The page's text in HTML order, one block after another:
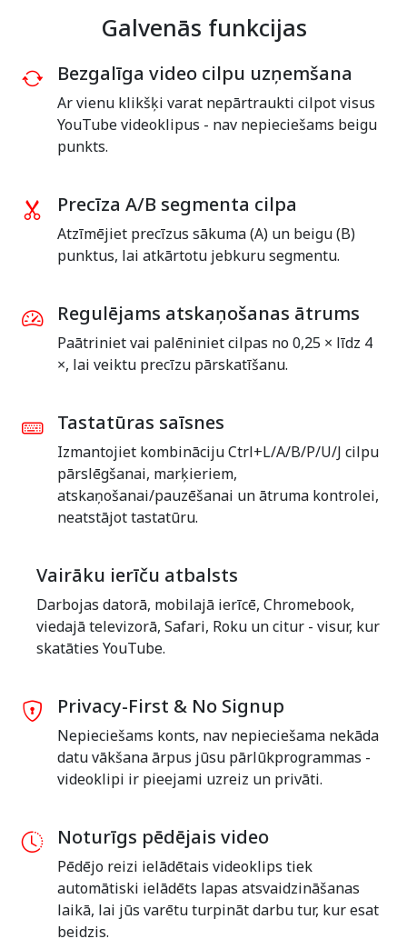
Galvenās funkcijas
Bezgalīga video cilpu uzņemšana
Ar vienu klikšķi varat nepārtraukti cilpot visus
YouTube videoklipus - nav nepieciešams beigu
punkts.
Precīza A/B segmenta cilpa
Atzīmējiet precīzus sākuma (A) un beigu (B)
punktus, lai atkārtotu jebkuru segmentu.
Regulējams atskaņošanas ātrums
Paātriniet vai palēniniet cilpas no 0,25 × līdz 4
×, lai veiktu precīzu pārskatīšanu.
Tastatūras saīsnes
Izmantojiet kombināciju Ctrl+L/A/B/P/U/J cilpu
pārslēgšanai, marķieriem,
atskaņošanai/pauzēšanai un ātruma kontrolei,
neatstājot tastatūru.
Vairāku ierīču atbalsts
Darbojas datorā, mobilajā ierīcē, Chromebook,
viedajā televizorā, Safari, Roku un citur - visur, kur
skatāties YouTube.
Privacy-First & No Signup
Nepieciešams konts, nav nepieciešama nekāda
datu vākšana ārpus jūsu pārlūkprogrammas -
videoklipi ir pieejami uzreiz un privāti.
Noturīgs pēdējais video
Pēdējo reizi ielādētais videoklips tiek
automātiski ielādēts lapas atsvaidzināšanas
laikā, lai jūs varētu turpināt darbu tur, kur esat
beidzis.